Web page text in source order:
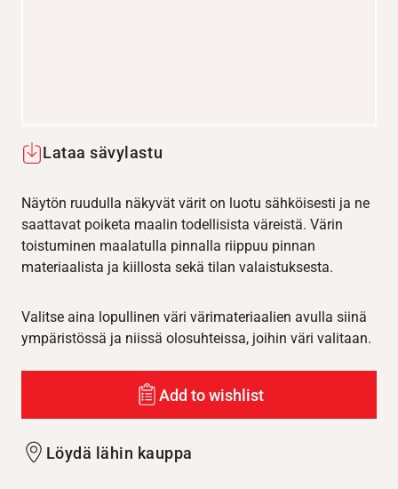
Lataa sävylastu
Näytön ruudulla näkyvät värit on luotu sähköisesti ja ne
saattavat poiketa maalin todellisista väreistä. Värin
toistuminen maalatulla pinnalla riippuu pinnan
materiaalista ja kiillosta sekä tilan valaistuksesta.
Valitse aina lopullinen väri värimateriaalien avulla siinä
ympäristössä ja niissä olosuhteissa, joihin väri valitaan.
Add to wishlist
Löydä lähin kauppa